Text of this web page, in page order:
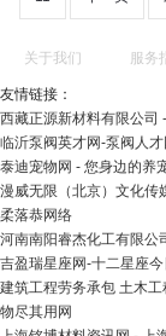
关于我们 服务
友情链接：
西藏正源新材料有限公司
临沂泵阀英才网-泵阀人
泰迪宠物网 - 您身边的养
漫威无限（北京）文化传
柔落恭网络
河南南阳睿杰化工有限公
吉盈瑞星座网-十二星座
建筑工程劳务承包 土木
物尽其用网